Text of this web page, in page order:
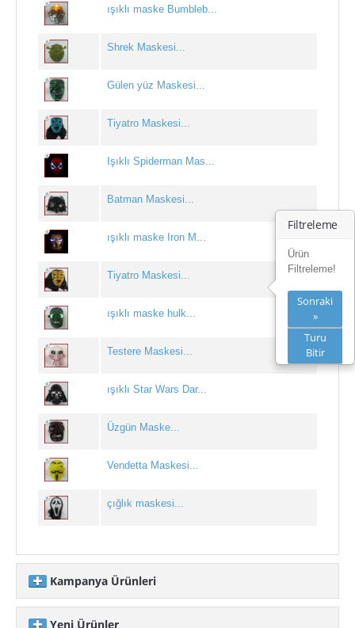
Yılbaşı Ağaçları
Yılbaşı Aksesuarları
yılbaşı çorapları & çuvalı
yılbaşı dekor süsleri
Yılbaşı Gözlükleri
yılbaşı ışığı
Yılbaşı Işıkları
yılbaşı kar tanesi
Yılbaşı Kostümleri
Yılbaşı Maskeleri
yılbaşı sulu kar küresi
Yılbaşı Taçları
yılbaşı topu
IŞIKLI ÜRÜNLER
ışıklı bağcık
ışıklı maske Bumbleb...
Shrek Maskesi...
Gülen yüz Maskesi...
Tiyatro Maskesi...
Işıklı Spiderman Mas...
Batman Maskesi...
ışıklı maske Iron M...
Tiyatro Maskesi...
ışıklı maske hulk...
Testere Maskesi...
ışıklı Star Wars Dar...
Üzgün Maske...
Vendetta Maskesi...
çığlık maskesi...
Kampanya Ürünleri
yılbaşı ağaç ışığı...
Yeni Ürünler
Filtreleme
Ürün
Filtreleme!
Sonraki
»
Turu
Bitir